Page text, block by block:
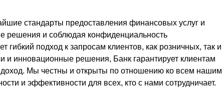
стандарты предоставления финансовых услуг и
решения и соблюдая конфиденциальность
подход к запросам клиентов, как розничных, так и
и инновационные решения, Банк гарантирует клиентам
Мы честны и открыты по отношению ко всем нашим
и эффективности для всех, кто с нами сотрудничает.